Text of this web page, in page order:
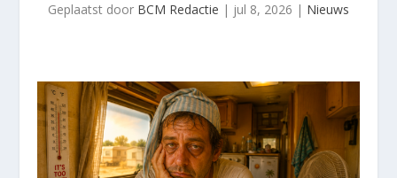
Geplaatst door BCM Redactie | jul 8, 2026 | Nieuws